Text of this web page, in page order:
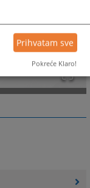
Prihvatam sve
Pokreće Klaro!